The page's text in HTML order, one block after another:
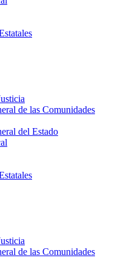
de las Comunidades
del Estado
de las Comunidades